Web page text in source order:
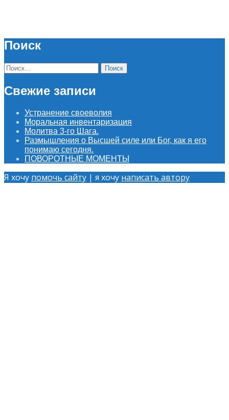
Поиск
Найти:
Свежие записи
Устранение своеволия
Моральная инвентаризация
Молитва 3-го Шага.
Размышления о Высшей силе или Бог, как я его
понимаю сегодня.
ПОВОРОТНЫЕ МОМЕНТЫ
Я хочу помочь сайту | я хочу написать автору